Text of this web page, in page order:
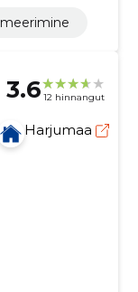
3.6 12 hinnangut
Harjumaa